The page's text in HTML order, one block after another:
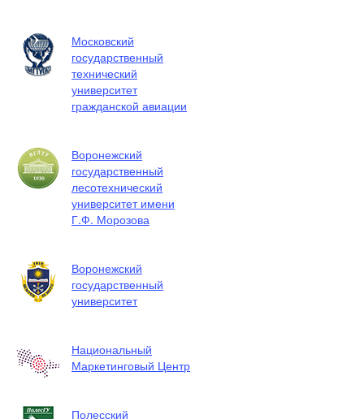
Московский
государственный
технический
университет
гражданской авиации
Воронежский
государственный
лесотехнический
университет имени
Г.Ф. Морозова
Воронежский
государственный
университет
Национальный
Маркетинговый Центр
Полесский